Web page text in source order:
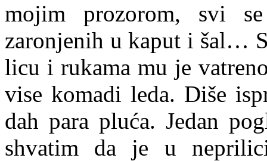
mojim prozorom, svi
zaronjenih u kaput i šal…
licu i rukama mu je
vise komadi leda. Diše
dah para pluća. Jedan
shvatim da je u